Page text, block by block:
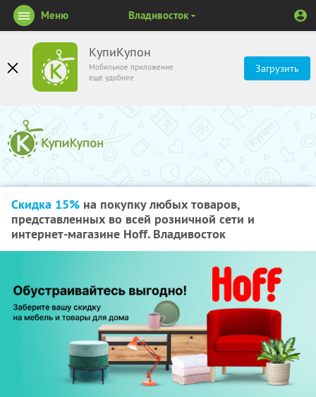
КупиКупон
Мобильное приложение
ещё удобнее
Загрузить
Меню Владивосток
Скидка 15% на покупку любых товаров,
представленных во всей розничной сети и
интернет-магазине Hoff. Владивосток